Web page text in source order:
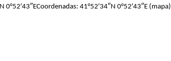
41°52′34″N 0°52′43″E (mapa)